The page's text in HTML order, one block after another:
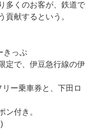
多くのお客が、鉄道で
貢献するという。
きっぷ
で、伊豆急行線の伊
乗車券と、下田ロ
付き。